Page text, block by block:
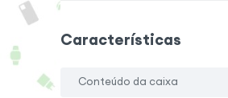
Características
Conteúdo da caixa